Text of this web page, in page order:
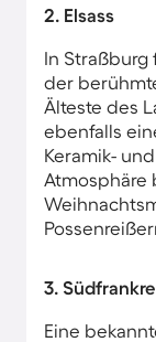
2. Elsass
In Straßburg
der
Älteste des
ebenfalls
Keramik-
Atmosphäre
3.
Eine